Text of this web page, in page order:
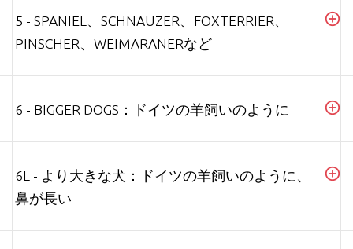
5 - SPANIEL、SCHNAUZER、FOXTERRIER、
PINSCHER、WEIMARANERなど
6 - BIGGER DOGS：ドイツの羊飼いのように
6L - より大きな犬：ドイツの羊飼いのように、
鼻が長い